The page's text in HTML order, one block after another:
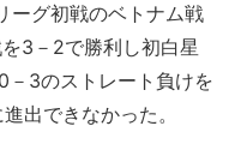
ーグ初戦のベトナム戦
3－2で勝利し初白星
－3のストレート負けを
出できなかった。